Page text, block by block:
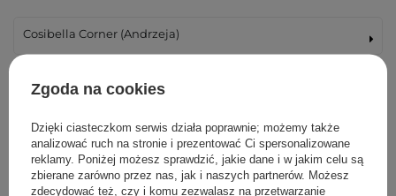
Cosibella Corner (Andrzeja)
Cosibella Corner (Wileńska)
Zgoda na cookies
Dzięki ciasteczkom serwis działa poprawnie; możemy także
analizować ruch na stronie i prezentować Ci spersonalizowane
reklamy. Poniżej możesz sprawdzić, jakie dane i w jakim celu są
zbierane zarówno przez nas, jak i naszych partnerów. Możesz
zdecydować też, czy i komu zezwalasz na przetwarzanie